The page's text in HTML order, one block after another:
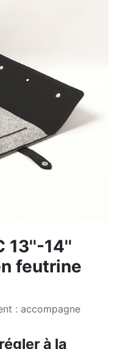
13''-14''
feutrine
: accompagne
à la